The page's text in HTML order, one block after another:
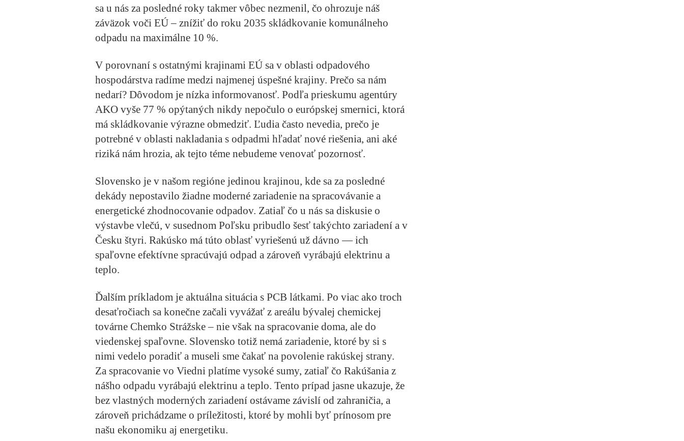
sa u nás za posledné roky takmer vôbec nezmenil, čo ohrozuje náš
záväzok voči EÚ – znížiť do roku 2035 skládkovanie komunálneho
odpadu na maximálne 10 %.
V porovnaní s ostatnými krajinami EÚ sa v oblasti odpadového
hospodárstva radíme medzi najmenej úspešné krajiny. Prečo sa nám
nedarí? Dôvodom je nízka informovanosť. Podľa prieskumu agentúry
AKO vyše 77 % opýtaných nikdy nepočulo o európskej smernici, ktorá
má skládkovanie výrazne obmedziť. Ľudia často nevedia, prečo je
potrebné v oblasti nakladania s odpadmi hľadať nové riešenia, ani aké
riziká nám hrozia, ak tejto téme nebudeme venovať pozornosť.
Slovensko je v našom regióne jedinou krajinou, kde sa za posledné
dekády nepostavilo žiadne moderné zariadenie na spracovávanie a
energetické zhodnocovanie odpadov. Zatiaľ čo u nás sa diskusie o
výstavbe vlečú, v susednom Poľsku pribudlo šesť takýchto zariadení a v
Česku štyri. Rakúsko má túto oblasť vyriešenú už dávno — ich
spaľovne efektívne spracúvajú odpad a zároveň vyrábajú elektrinu a
teplo.
Ďalším príkladom je aktuálna situácia s PCB látkami. Po viac ako troch
desaťročiach sa konečne začali vyvážať z areálu bývalej chemickej
továrne Chemko Strážske – nie však na spracovanie doma, ale do
viedenskej spaľovne. Slovensko totiž nemá zariadenie, ktoré by si s
nimi vedelo poradiť a museli sme čakať na povolenie rakúskej strany.
Za spracovanie vo Viedni platíme vysoké sumy, zatiaľ čo Rakúšania z
nášho odpadu vyrábajú elektrinu a teplo. Tento prípad jasne ukazuje, že
bez vlastných moderných zariadení ostávame závislí od zahraničia, a
zároveň prichádzame o príležitosti, ktoré by mohli byť prínosom pre
našu ekonomiku aj energetiku.